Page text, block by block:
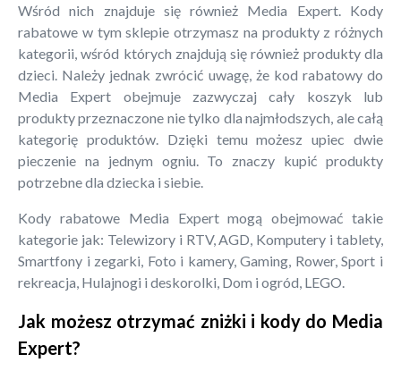
Wśród nich znajduje się również Media Expert. Kody
rabatowe w tym sklepie otrzymasz na produkty z różnych
kategorii, wśród których znajdują się również produkty dla
dzieci. Należy jednak zwrócić uwagę, że kod rabatowy do
Media Expert obejmuje zazwyczaj cały koszyk lub
produkty przeznaczone nie tylko dla najmłodszych, ale całą
kategorię produktów. Dzięki temu możesz upiec dwie
pieczenie na jednym ogniu. To znaczy kupić produkty
potrzebne dla dziecka i siebie.
Kody rabatowe Media Expert mogą obejmować takie
kategorie jak: Telewizory i RTV, AGD, Komputery i tablety,
Smartfony i zegarki, Foto i kamery, Gaming, Rower, Sport i
rekreacja, Hulajnogi i deskorolki, Dom i ogród, LEGO.
Jak możesz otrzymać zniżki i kody do Media
Expert?